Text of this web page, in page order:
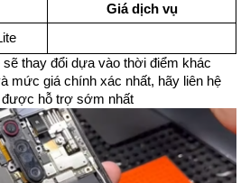
Giá dịch vụ
thay đổi dựa vào thời điểm khác
mức giá chính xác nhất, hãy liên hệ
được hỗ trợ sớm nhất